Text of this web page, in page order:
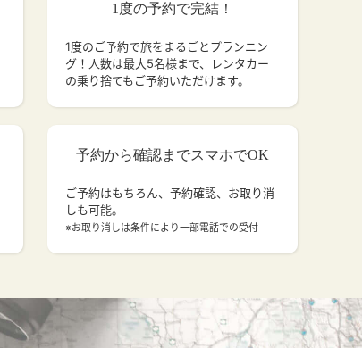
1度の予約で完結！
1度のご予約で旅をまるごとプランニン
グ！人数は最大5名様まで、レンタカー
の乗り捨てもご予約いただけます。
予約から確認までスマホでOK
ご予約はもちろん、予約確認、お取り消
しも可能。
※お取り消しは条件により一部電話での受付